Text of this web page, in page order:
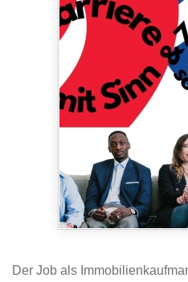
Der Job als